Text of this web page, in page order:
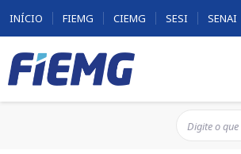
INÍCIO FIEMG CIEMG SESI SENAI